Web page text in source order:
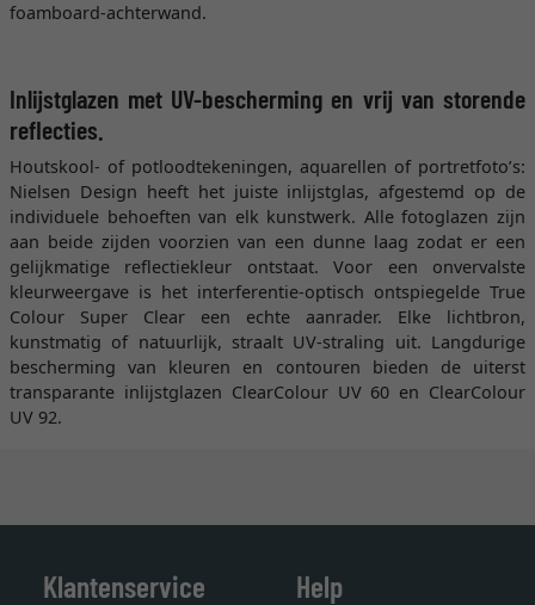
foamboard-achterwand.
Inlijstglazen met UV-bescherming en vrij van storende
reflecties.
Houtskool- of potloodtekeningen, aquarellen of portretfoto’s:
Nielsen Design heeft het juiste inlijstglas, afgestemd op de
individuele behoeften van elk kunstwerk. Alle fotoglazen zijn
aan beide zijden voorzien van een dunne laag zodat er een
gelijkmatige reflectiekleur ontstaat. Voor een onvervalste
kleurweergave is het interferentie-optisch ontspiegelde True
Colour Super Clear een echte aanrader. Elke lichtbron,
kunstmatig of natuurlijk, straalt UV-straling uit. Langdurige
bescherming van kleuren en contouren bieden de uiterst
transparante inlijstglazen ClearColour UV 60 en ClearColour
UV 92.
Klantenservice Help